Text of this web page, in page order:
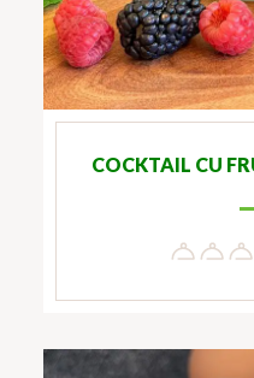
COCKTAIL CU